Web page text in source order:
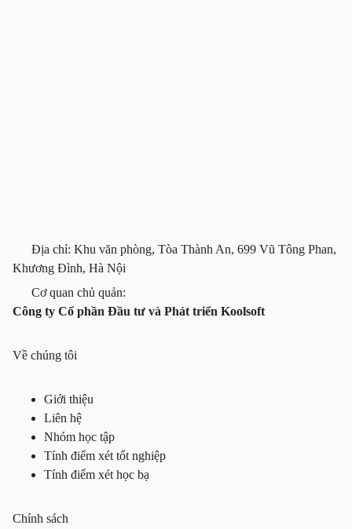
Địa chỉ: Khu văn phòng, Tòa Thành An, 699 Vũ Tông Phan,
Khương Đình, Hà Nội
Cơ quan chủ quản:
Công ty Cổ phần Đầu tư và Phát triển Koolsoft
Về chúng tôi
Giới thiệu
Liên hệ
Nhóm học tập
Tính điểm xét tốt nghiệp
Tính điểm xét học bạ
Chính sách